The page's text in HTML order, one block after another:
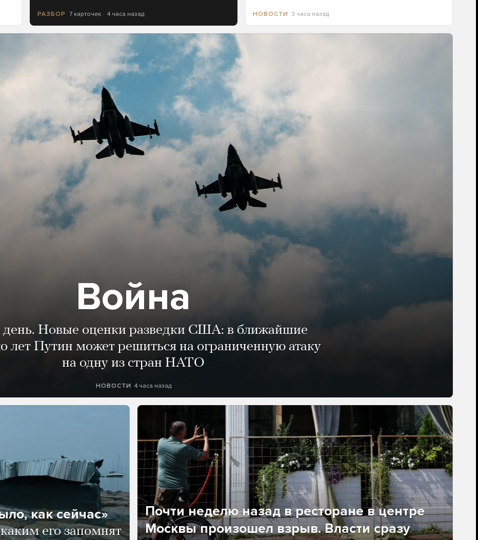
РАЗБОР 7 карточек 4 часа назад НОВОСТИ 3 часа назад
Война
день. Новые оценки разведки США: в ближайшие
лет Путин может решиться на ограниченную атаку
на одну из стран НАТО
НОВОСТИ 4 часа назад
как сейчас»
его запомнят
Почти неделю назад в ресторане в центре
Москвы произошел взрыв. Власти сразу